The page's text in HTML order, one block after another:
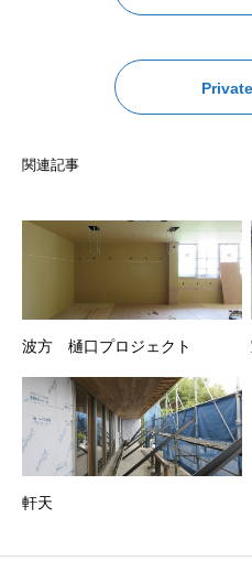
関連記事
波方 樋口プロジェクト
軒天